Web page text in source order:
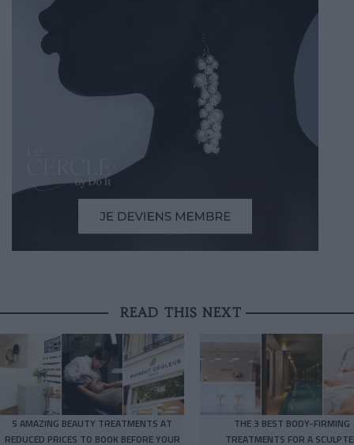
READ THIS NEXT
5 AMAZING BEAUTY TREATMENTS AT
REDUCED PRICES TO BOOK BEFORE YOUR
THE 3 BEST BODY-FIRMING
TREATMENTS FOR A